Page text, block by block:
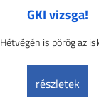
GKI vizsga!
Hétvégén is pörög az
részletek